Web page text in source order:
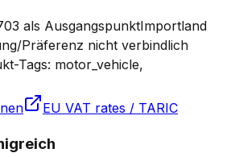
als AusgangspunktImportland
Präferenz nicht verbindlich
Tags: motor_vehicle,
EU VAT rates / TARIC